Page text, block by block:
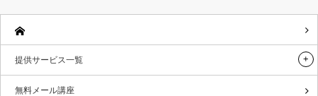
提供サービス一覧
無料メール講座